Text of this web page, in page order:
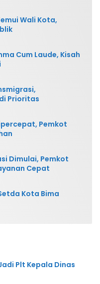
Wali Kota,
Cum Laude, Kisah
Prioritas
Pemkot
Dimulai, Pemkot
Cepat
Kota Bima
Plt Kepala Dinas